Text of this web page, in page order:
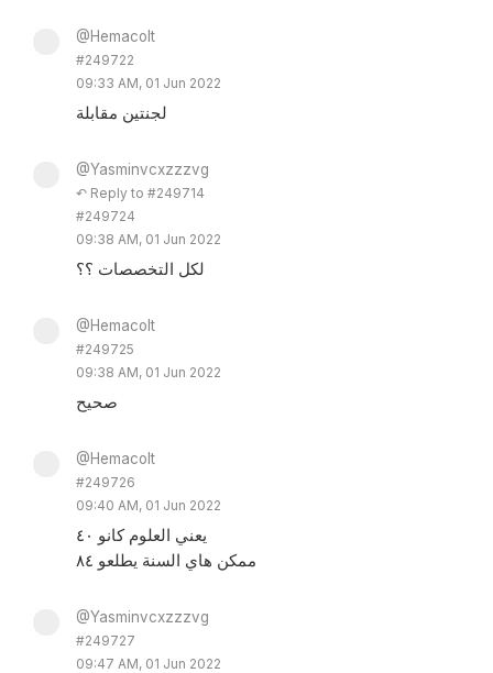
@Hemacolt
#249722
09:33 AM, 01 Jun 2022
لجنتين مقابلة
@Yasminvcxzzzvg
↶ Reply to #249714
#249724
09:38 AM, 01 Jun 2022
لكل التخصصات ؟؟
@Hemacolt
#249725
09:38 AM, 01 Jun 2022
صحيح
@Hemacolt
#249726
09:40 AM, 01 Jun 2022
يعني العلوم كانو ٤٠
ممكن هاي السنة يطلعو ٨٤
@Yasminvcxzzzvg
#249727
09:47 AM, 01 Jun 2022